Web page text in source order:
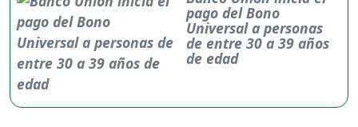
pago del Bono
Universal a personas
de entre 30 a 39 años
de edad